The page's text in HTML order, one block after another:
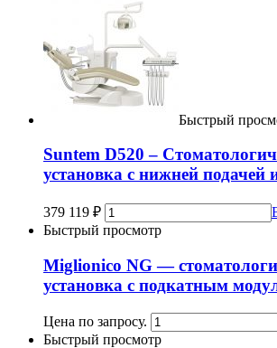
Быстрый
Suntem D520 –
установка с нижней подачей
379 119 ₽
Быстрый просмотр
Miglionico NG —
установка с подкатным
Цена по запросу.
Быстрый просмотр